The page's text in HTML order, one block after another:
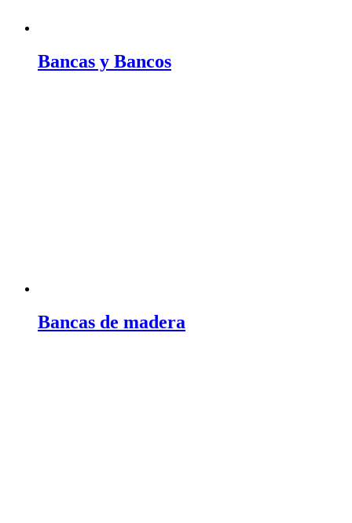
Bancas y Bancos
Bancas de madera